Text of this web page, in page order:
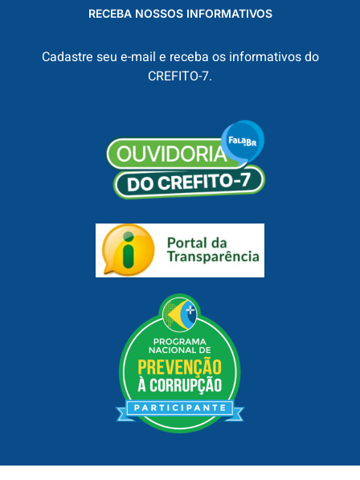
RECEBA NOSSOS INFORMATIVOS
Cadastre seu e-mail e receba os informativos do
CREFITO-7.